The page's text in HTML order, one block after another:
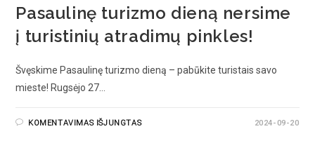
Pasaulinę turizmo dieną nersime
į turistinių atradimų pinkles!
Švęskime Pasaulinę turizmo dieną – pabūkite turistais savo
mieste! Rugsėjo 27…
KOMENTAVIMAS IŠJUNGTAS 2024-09-20